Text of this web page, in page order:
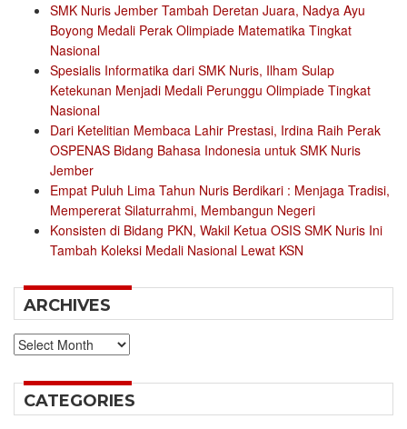
SMK Nuris Jember Tambah Deretan Juara, Nadya Ayu
Boyong Medali Perak Olimpiade Matematika Tingkat
Nasional
Spesialis Informatika dari SMK Nuris, Ilham Sulap
Ketekunan Menjadi Medali Perunggu Olimpiade Tingkat
Nasional
Dari Ketelitian Membaca Lahir Prestasi, Irdina Raih Perak
OSPENAS Bidang Bahasa Indonesia untuk SMK Nuris
Jember
Empat Puluh Lima Tahun Nuris Berdikari : Menjaga Tradisi,
Mempererat Silaturrahmi, Membangun Negeri
Konsisten di Bidang PKN, Wakil Ketua OSIS SMK Nuris Ini
Tambah Koleksi Medali Nasional Lewat KSN
ARCHIVES
Archives
CATEGORIES